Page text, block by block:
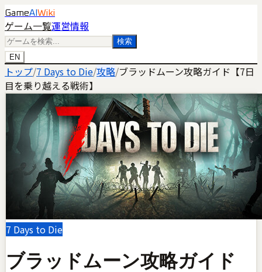
GameAI Wiki
ゲーム一覧運営情報
検索
EN
トップ/7 Days to Die/攻略/ブラッドムーン攻略ガイド【7日
目を乗り越える戦術】
7 Days to Die
ブラッドムーン攻略ガイド